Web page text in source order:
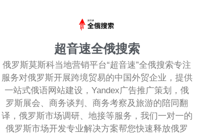
超音速全俄搜索
俄罗斯莫斯科当地营销平台“超音速”全俄搜索专注
服务对俄罗斯开展跨境贸易的中国外贸企业，提供
一站式俄语网站建设，Yandex广告推广策划，俄
罗斯展会、商务谈判、商务考察及旅游的陪同翻
译，俄罗斯市场调研、地接等服务，我们一对一的
俄罗斯市场开发专业解决方案帮您快速释放俄罗